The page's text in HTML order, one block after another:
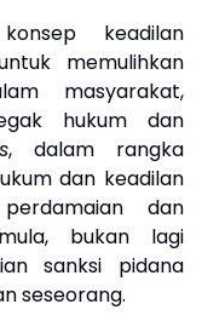
keadilan
memulihkan
masyarakat,
hukum dan
, dalam rangka
dan keadilan
dan
bukan lagi
sanksi pidana
seseorang.